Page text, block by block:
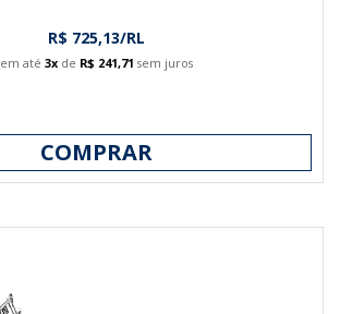
R$ 725,13/RL
em até 3xde R$ 241,71 sem juros
COMPRAR